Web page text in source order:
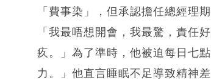
「費事染」，但承認擔任總經理
「我最唔想開會，我最驚，責任
疚。」為了準時，他被迫每日七
力。」他直言睡眠不足導致精神